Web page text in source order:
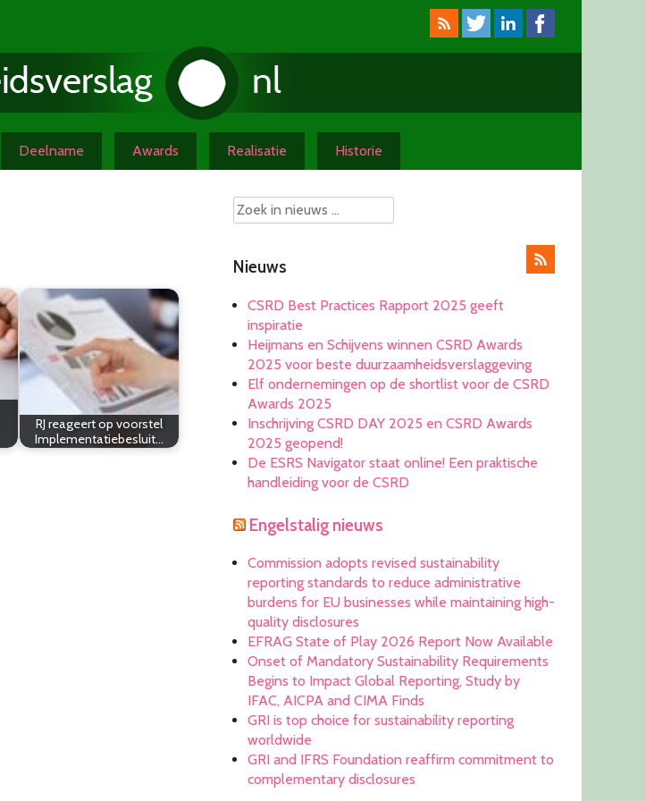
Deelname Awards Realisatie Historie
RJ reageert op voorstel
Implementatiebesluit…
Nieuws
CSRD Best Practices Rapport 2025 geeft
inspiratie
Heijmans en Schijvens winnen CSRD Awards
2025 voor beste duurzaamheidsverslaggeving
Elf ondernemingen op de shortlist voor de CSRD
Awards 2025
Inschrijving CSRD DAY 2025 en CSRD Awards
2025 geopend!
De ESRS Navigator staat online! Een praktische
handleiding voor de CSRD
Engelstalig nieuws
Commission adopts revised sustainability
reporting standards to reduce administrative
burdens for EU businesses while maintaining high-
quality disclosures
EFRAG State of Play 2026 Report Now Available
Onset of Mandatory Sustainability Requirements
Begins to Impact Global Reporting, Study by
IFAC, AICPA and CIMA Finds
GRI is top choice for sustainability reporting
worldwide
GRI and IFRS Foundation reaffirm commitment to
complementary disclosures